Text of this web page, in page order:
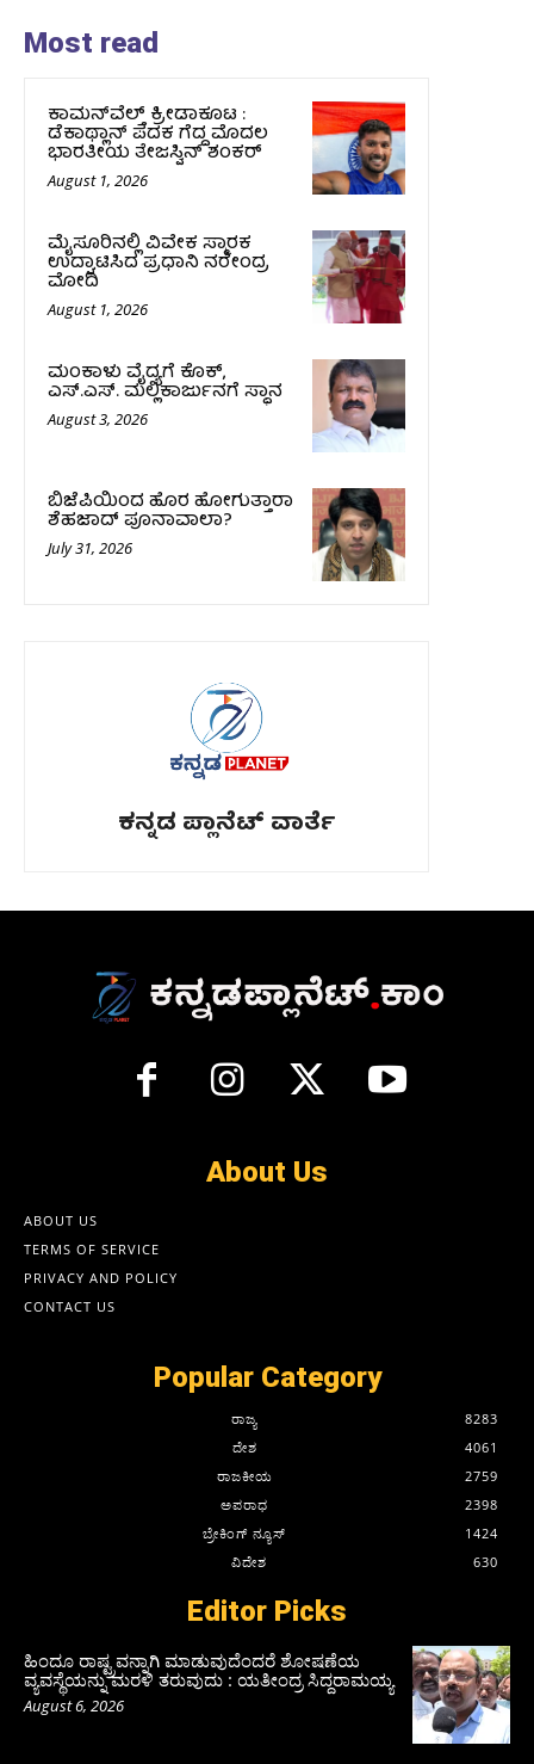
Most read
ಕಾಮನ್‌ವೆಲ್ತ್ ಕ್ರೀಡಾಕೂಟ :
ಡೆಕಾಥ್ಲಾನ್ ಪದಕ ಗೆದ್ದ ಮೊದಲ
ಭಾರತೀಯ ತೇಜಸ್ವಿನ್ ಶಂಕರ್
August 1, 2026
ಮೈಸೂರಿನಲ್ಲಿ ವಿವೇಕ ಸ್ಮಾರಕ
ಉದ್ಘಾಟಿಸಿದ ಪ್ರಧಾನಿ ನರೇಂದ್ರ
ಮೋದಿ
August 1, 2026
ಮಂಕಾಳು ವೈದ್ಯಗೆ ಕೊಕ್‌,
ಎಸ್‌.ಎಸ್‌. ಮಲ್ಲಿಕಾರ್ಜುನಗೆ ಸ್ಥಾನ
August 3, 2026
ಬಿಜೆಪಿಯಿಂದ ಹೊರ ಹೋಗುತ್ತಾರಾ
ಶೆಹಜಾದ್ ಪೂನಾವಾಲಾ?
July 31, 2026
ಕನ್ನಡ ಪ್ಲಾನೆಟ್ ವಾರ್ತೆ
About Us
ABOUT US
TERMS OF SERVICE
PRIVACY AND POLICY
CONTACT US
Popular Category
ರಾಜ್ಯ
8283
ದೇಶ
4061
ರಾಜಕೀಯ
2759
ಅಪರಾಧ
2398
ಬ್ರೇಕಿಂಗ್ ನ್ಯೂಸ್
1424
ವಿದೇಶ
630
Editor Picks
ಹಿಂದೂ ರಾಷ್ಟ್ರವನ್ನಾಗಿ ಮಾಡುವುದೆಂದರೆ ಶೋಷಣೆಯ
ವ್ಯವಸ್ಥೆಯನ್ನು ಮರಳಿ ತರುವುದು : ಯತೀಂದ್ರ ಸಿದ್ದರಾಮಯ್ಯ
August 6, 2026